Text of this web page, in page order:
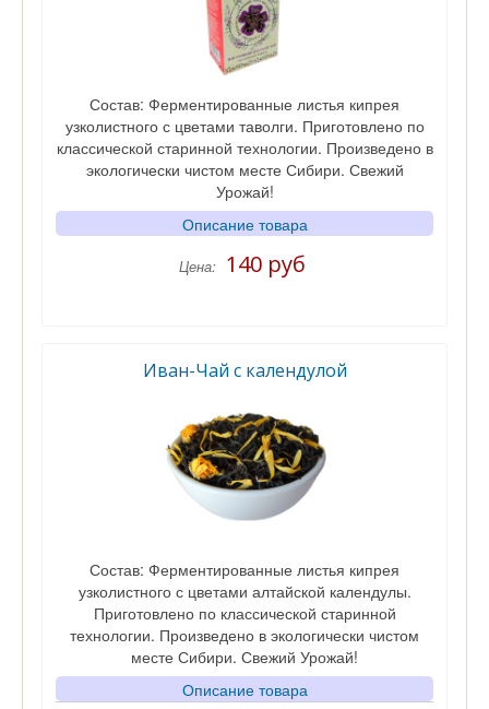
Состав: Ферментированные листья кипрея
узколистного с цветами таволги. Приготовлено по
классической старинной технологии. Произведено в
экологически чистом месте Сибири. Свежий
Урожай!
Описание товара
Цена: 140 руб
Иван-Чай c календулой
Состав: Ферментированные листья кипрея
узколистного с цветами алтайской календулы.
Приготовлено по классической старинной
технологии. Произведено в экологически чистом
месте Сибири. Свежий Урожай!
Описание товара